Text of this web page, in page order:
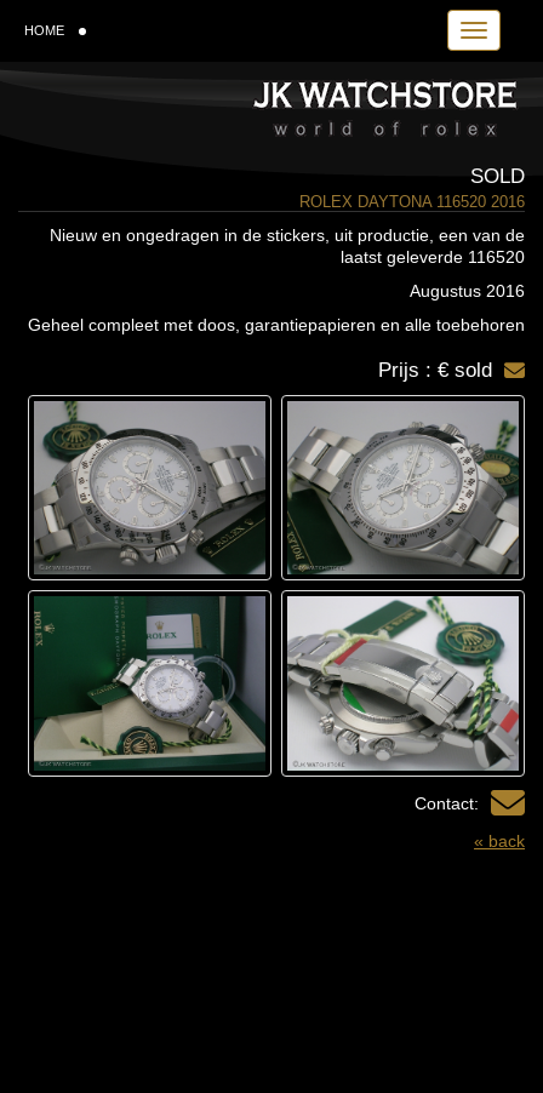
Toggle
HOME
SOLD
ROLEX DAYTONA 116520 2016
Nieuw en ongedragen in de stickers, uit productie, een van de
laatst geleverde 116520
Augustus 2016
Geheel compleet met doos, garantiepapieren en alle toebehoren
Prijs : € sold
Contact:
« back